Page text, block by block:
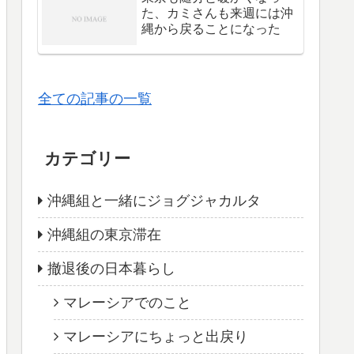
た、カミさんも来週には沖
縄から戻ることになった
全ての記事の一覧
カテゴリー
沖縄組と一緒にジョグジャカルタ
沖縄組の東京滞在
撤退後の日本暮らし
マレーシアでのこと
マレーシアにちょっと出戻り